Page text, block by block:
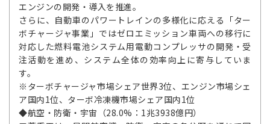
エンジンの開発・導入を推進。
さらに、自動車のパワートレインの多様化に応える「ター
ボチャージャ事業」ではゼロエミッション車両への移行に
対応した燃料電池システム用電動コンプレッサの開発・受
注活動を進め、システム全体の効率向上に寄与していま
す。
※ターボチャージャ市場シェア世界3位、エンジン市場シェ
ア国内1位、ターボ冷凍機市場シェア国内1位
◆航空・防衛・宇宙（28.0%：1兆3938億円）